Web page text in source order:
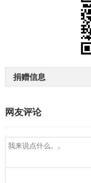
捐赠信息
网友评论